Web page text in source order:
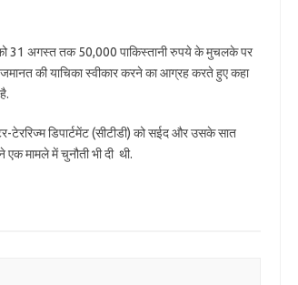
31 अगस्त तक 50,000 पाकिस्तानी रुपये के मुचलके पर
की याचिका स्वीकार करने का आग्रह करते हुए कहा
टेररिज्म डिपार्टमेंट (सीटीडी) को सईद और उसके सात
एक मामले में चुनौती भी दी थी.